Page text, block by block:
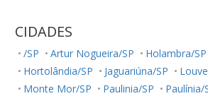
CIDADES
/SP Artur Nogueira/SP
Holambra/SP
Hortolândia/SP
Jaguariúna/SP
Monte Mor/SP
Paulinia/SP
Paulínia/